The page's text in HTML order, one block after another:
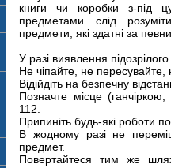
книги чи коробки з-під
предметами слід
предмети, які здатні за
У разі виявлення
Не чіпайте, не
Відійдіть на безпечну
Позначте місце
112.
Припиніть будь-які роботи
В жодному разі не
предмет.
Повертайтеся тим же